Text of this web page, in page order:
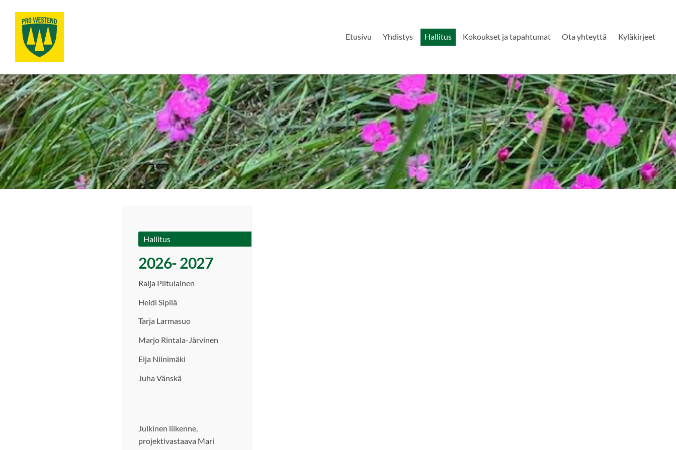
Siirry
sivun
sisältöönPro Westend ry Etusivu Yhdistys Hallitus Kokoukset ja tapahtumat Ota yhteyttä Kyläkirjeet
Hallitus
2026- 2027
Raija Piitulainen
Heidi Sipilä
Tarja Larmasuo
Marjo Rintala-Järvinen
Eija Niinimäki
Juha Vänskä
Julkinen liikenne,
projektivastaava Mari